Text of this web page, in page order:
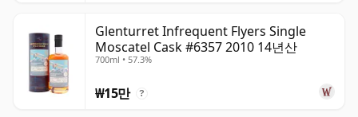
Glenturret Infrequent Flyers Single
Moscatel Cask #6357 2010 14년산
700ml • 57.3%
₩15만 ?